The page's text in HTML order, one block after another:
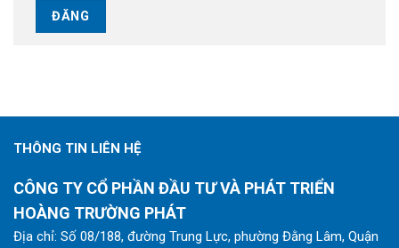
THÔNG TIN LIÊN HỆ
CÔNG TY CỔ PHẦN ĐẦU TƯ VÀ PHÁT TRIỂN
HOÀNG TRƯỜNG PHÁT
Địa chỉ: Số 08/188, đường Trung Lực, phường Đằng Lâm, Quận